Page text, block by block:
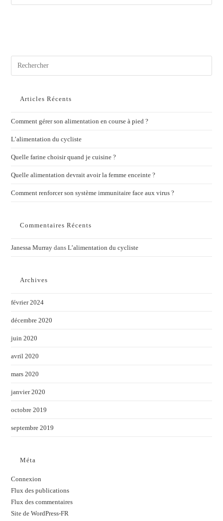
Articles Récents
Comment gérer son alimentation en course à pied ?
L’alimentation du cycliste
Quelle farine choisir quand je cuisine ?
Quelle alimentation devrait avoir la femme enceinte ?
Comment renforcer son système immunitaire face aux virus ?
Commentaires Récents
Janessa Murray dansL’alimentation du cycliste
Archives
février 2024
décembre 2020
juin 2020
avril 2020
mars 2020
janvier 2020
octobre 2019
septembre 2019
Méta
Connexion
Flux des publications
Flux des commentaires
Site de WordPress-FR